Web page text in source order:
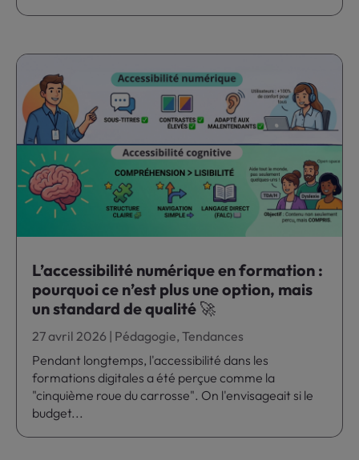
L’accessibilité numérique en formation :
pourquoi ce n’est plus une option, mais
un standard de qualité 🚀
27 avril 2026 | Pédagogie,Tendances
Pendant longtemps, l'accessibilité dans les
formations digitales a été perçue comme la
"cinquième roue du carrosse". On l'envisageait si le
budget...